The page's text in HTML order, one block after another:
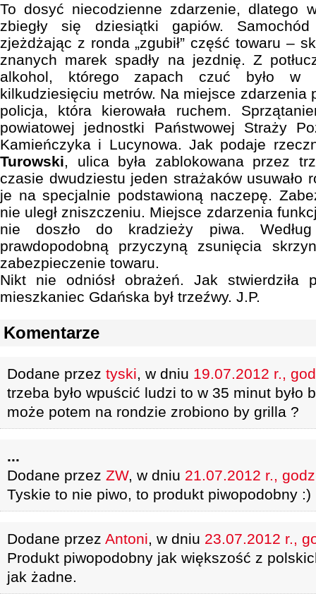
To dosyć niecodzienne zdarzenie, dlatego
zbiegły się dziesiątki gapiów.
zjeżdżając z ronda „zgubił” część towaru –
znanych marek spadły na jezdnię. Z
alkohol, którego zapach czuć było w
kilkudziesięciu metrów. Na miejsce zdarzenia
policja, która kierowała ruchem.
powiatowej jednostki Państwowej Straży
Kamieńczyka i Lucynowa. Jak podaje
Turowski, ulica była zablokowana przez
czasie dwudziestu jeden strażaków usuwało
je na specjalnie podstawioną naczepę.
nie uległ zniszczeniu. Miejsce zdarzenia
nie doszło do kradzieży piwa. Według
prawdopodobną przyczyną zsunięcia
zabezpieczenie towaru.
Nikt nie odniósł obrażeń. Jak stwierdziła
mieszkaniec Gdańska był trzeźwy. J.P.
Komentarze
Dodane przez tyski, w dniu 19.07.2012 r.,
trzeba było wpuścić ludzi to w 35 minut było
może potem na rondzie zrobiono by grilla ?
...
Dodane przez ZW, w dniu 21.07.2012 r.,
Tyskie to nie piwo, to produkt piwopodobny :)
Dodane przez Antoni, w dniu 23.07.2012 r.,
Produkt piwopodobny jak większość z
jak żadne.